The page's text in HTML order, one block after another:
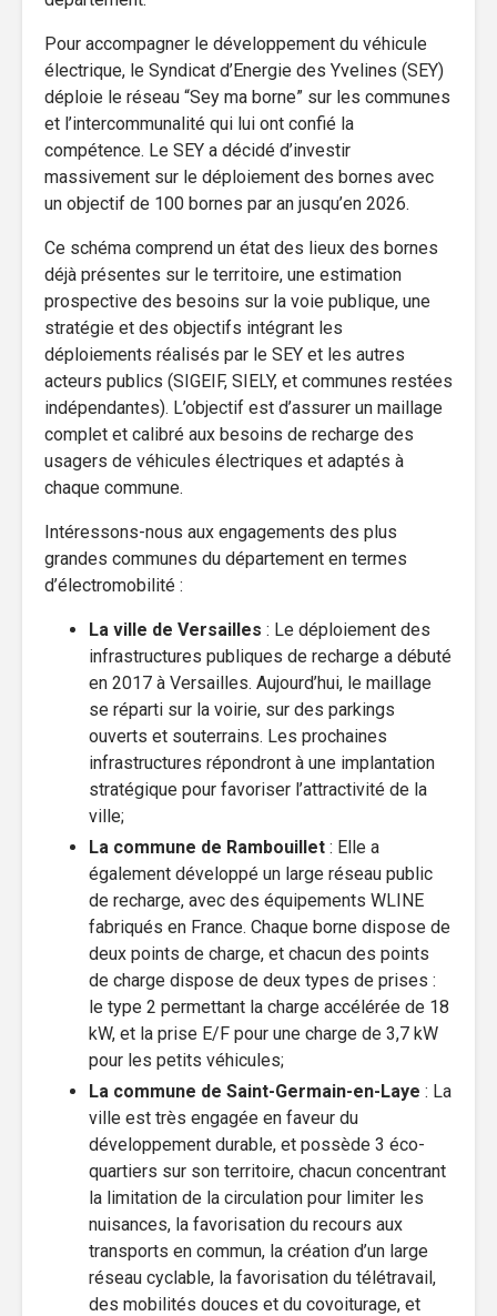
Pour accompagner le développement du véhicule
électrique, le Syndicat d’Energie des Yvelines (SEY)
déploie le réseau “Sey ma borne” sur les communes
et l’intercommunalité qui lui ont confié la
compétence. Le SEY a décidé d’investir
massivement sur le déploiement des bornes avec
un objectif de 100 bornes par an jusqu’en 2026.
Ce schéma comprend un état des lieux des bornes
déjà présentes sur le territoire, une estimation
prospective des besoins sur la voie publique, une
stratégie et des objectifs intégrant les
déploiements réalisés par le SEY et les autres
acteurs publics (SIGEIF, SIELY, et communes restées
indépendantes). L’objectif est d’assurer un maillage
complet et calibré aux besoins de recharge des
usagers de véhicules électriques et adaptés à
chaque commune.
Intéressons-nous aux engagements des plus
grandes communes du département en termes
d’électromobilité :
La ville de Versailles : Le déploiement des
infrastructures publiques de recharge a débuté
en 2017 à Versailles. Aujourd’hui, le maillage
se réparti sur la voirie, sur des parkings
ouverts et souterrains. Les prochaines
infrastructures répondront à une implantation
stratégique pour favoriser l’attractivité de la
ville;
La commune de Rambouillet : Elle a
également développé un large réseau public
de recharge, avec des équipements WLINE
fabriqués en France. Chaque borne dispose de
deux points de charge, et chacun des points
de charge dispose de deux types de prises :
le type 2 permettant la charge accélérée de 18
kW, et la prise E/F pour une charge de 3,7 kW
pour les petits véhicules;
La commune de Saint-Germain-en-Laye : La
ville est très engagée en faveur du
développement durable, et possède 3 éco-
quartiers sur son territoire, chacun concentrant
la limitation de la circulation pour limiter les
nuisances, la favorisation du recours aux
transports en commun, la création d’un large
réseau cyclable, la favorisation du télétravail,
des mobilités douces et du covoiturage, et